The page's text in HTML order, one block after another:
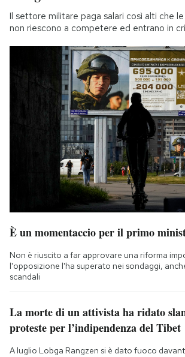
Il settore militare paga salari così alti che
non riescono a competere ed entrano in
È un momentaccio per il primo
Non è riuscito a far approvare una riforma
l'opposizione l'ha superato nei sondaggi,
scandali
La morte di un attivista ha ridato
proteste per l’indipendenza del Tibet
A luglio Lobga Rangzen si è dato fuoco